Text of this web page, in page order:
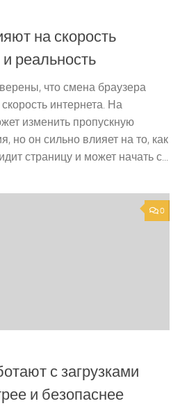
на скорость
реальность
что смена браузера
интернета. На
изменить пропускную
но он сильно влияет на то, как
страницу и может начать с...
0
с загрузками
и безопаснее